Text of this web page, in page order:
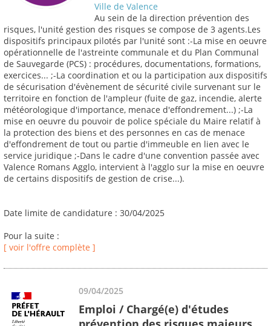
Ville de Valence
Au sein de la direction prévention des
risques, l'unité gestion des risques se compose de 3 agents.Les
dispositifs principaux pilotés par l'unité sont :-La mise en oeuvre
opérationnelle de l'astreinte communale et du Plan Communal
de Sauvegarde (PCS) : procédures, documentations, formations,
exercices... ;-La coordination et ou la participation aux dispositifs
de sécurisation d'évènement de sécurité civile survenant sur le
territoire en fonction de l'ampleur (fuite de gaz, incendie, alerte
météorologique d'importance, menace d'effondrement...) ;-La
mise en oeuvre du pouvoir de police spéciale du Maire relatif à
la protection des biens et des personnes en cas de menace
d'effondrement de tout ou partie d'immeuble en lien avec le
service juridique ;-Dans le cadre d'une convention passée avec
Valence Romans Agglo, intervient à l'agglo sur la mise en oeuvre
de certains dispositifs de gestion de crise...).
Date limite de candidature : 30/04/2025
Pour la suite :
[ voir l'offre complète ]
09/04/2025
Emploi / Chargé(e) d'études